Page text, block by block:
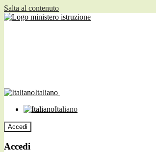
Salta al contenuto
Italiano
Italiano
Accedi
Accedi